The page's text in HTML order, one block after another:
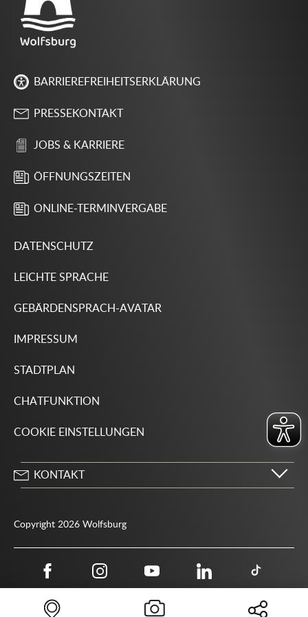
BARRIEREFREIHEITSERKLÄRUNG
PRESSEKONTAKT
JOBS & KARRIERE
ÖFFNUNGSZEITEN
ONLINE-TERMINVERGABE
DATENSCHUTZ
LEICHTE SPRACHE
GEBÄRDENSPRACH-AVATAR
IMPRESSUM
STADTPLAN
CHATFUNKTION
COOKIE EINSTELLUNGEN
KONTAKT
Behördenrufnummer 115
Copyright 2026 Wolfsburg